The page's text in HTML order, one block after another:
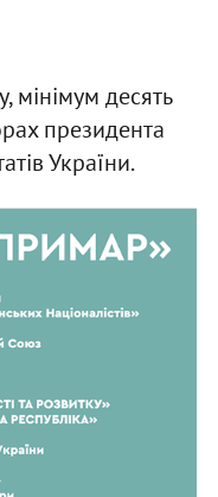
мінімум десять
президента
України.